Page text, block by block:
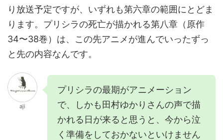
り放送予定ですが、いずれも第六章の範囲にとどま
ります。プリシラの死亡が描かれる第八章（原作
34〜38巻）は、この先アニメが進んでいったずっ
と先の内容なんです。
aji
プリシラの最期がアニメーション
で、しかも田村ゆかりさんの声で描
かれる日が来ると思うと、今から泣
く準備をしておかないといけません